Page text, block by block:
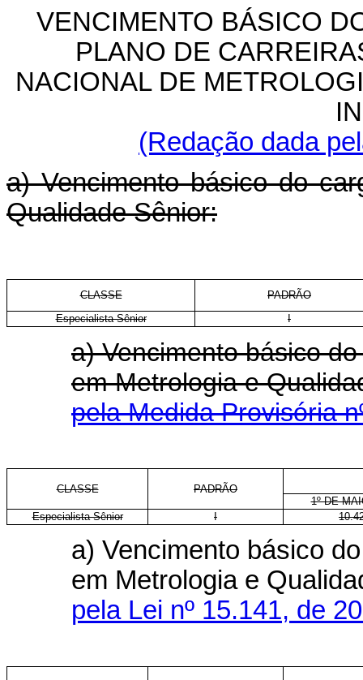
VENCIMENTO BÁSICO
PLANO DE
NACIONAL DE
(Redação dada
a) Vencimento básico do
Qualidade Sênior:
CLASSE
PADRÃO
Especialista Sênior
I
a) Vencimento básico
em Metrologia e
pela Medida Provisória
CLASSE
PADRÃO
1º DE
Especialista Sênior
I
a) Vencimento básico
em Metrologia e
pela Lei nº 15.141, de